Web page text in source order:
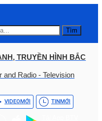
Tìm
TRUYỀN HÌNH BẮC
and Radio - Television
VIDEOMỚI TINMỚI